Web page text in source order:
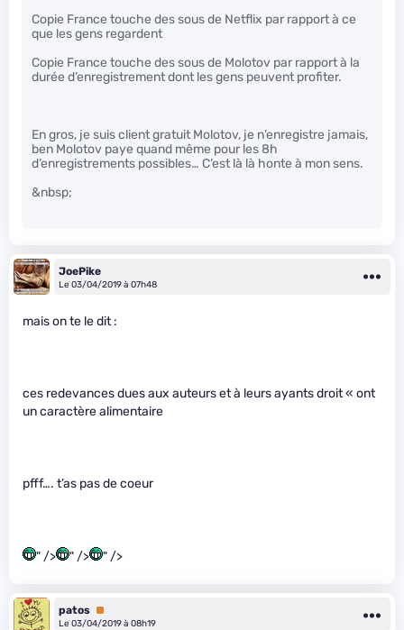
Copie France touche des sous de Netflix par rapport à ce
que les gens regardent
Copie France touche des sous de Molotov par rapport à la
durée d’enregistrement dont les gens peuvent profiter.
En gros, je suis client gratuit Molotov, je n’enregistre jamais,
ben Molotov paye quand même pour les 8h
d’enregistrements possibles… C’est là là honte à mon sens.
&nbsp;
JoePike
Le 03/04/2019 à 07h48
mais on te le dit :
ces redevances dues aux auteurs et à leurs ayants droit « ont
un caractère alimentaire
pfff…. t’as pas de coeur
" /> " /> " />
patos Premium
Le 03/04/2019 à 08h19